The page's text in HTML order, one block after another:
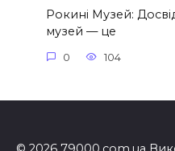
Рокині Музей:
музей — це
0 104